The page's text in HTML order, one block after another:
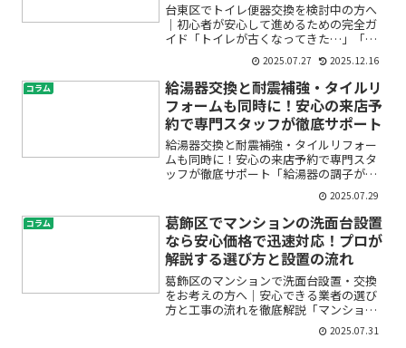
台東区でトイレ便器交換を検討中の方へ
｜初心者が安心して進めるための完全ガ
イド「トイレが古くなってきた…」「水
漏れや汚れが目立ってきた」「そろそろ
便器交換したいけど、費用や手順が不
安」。台東区にお住まいでトイレ便器交
換を考えている方の多くが、...
2025.07.27 2025.12.16
コラム
給湯器交換と耐震補強・タイルリ
フォームも同時に！安心の来店予
約で専門スタッフが徹底サポート
給湯器交換と耐震補強・タイルリフォー
ムも同時に！安心の来店予約で専門スタ
ッフが徹底サポート「給湯器の調子が悪
い」「築年数が経ち耐震性が心配」「タ
イルのひび割れが気になる」――このような
お悩みをお持ちではありませんか？リフ
ォームや設備交換は専...
2025.07.29
コラム
葛飾区でマンションの洗面台設置
なら安心価格で迅速対応！プロが
解説する選び方と設置の流れ
葛飾区のマンションで洗面台設置・交換
をお考えの方へ｜安心できる業者の選び
方と工事の流れを徹底解説「マンション
の洗面台が古くなって使いにくい」「新
しい洗面台に交換したいけど、費用や工
2025.07.31